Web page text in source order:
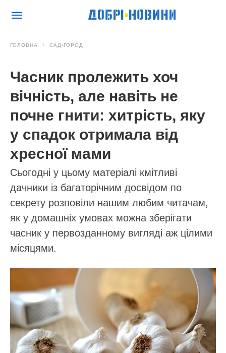
ГОЛОВНА САД-ГОРОД
Часник пролежить хоч
вічність, але навіть не
почне гнити: хитрість, яку
у спадок отримала від
хресної мами
Сьогодні у цьому матеріалі кмітливі
дачники із багаторічним досвідом по
секрету розповіли нашим любим читачам,
як у домашніх умовах можна зберігати
часник у первозданному вигляді аж цілими
місяцями.